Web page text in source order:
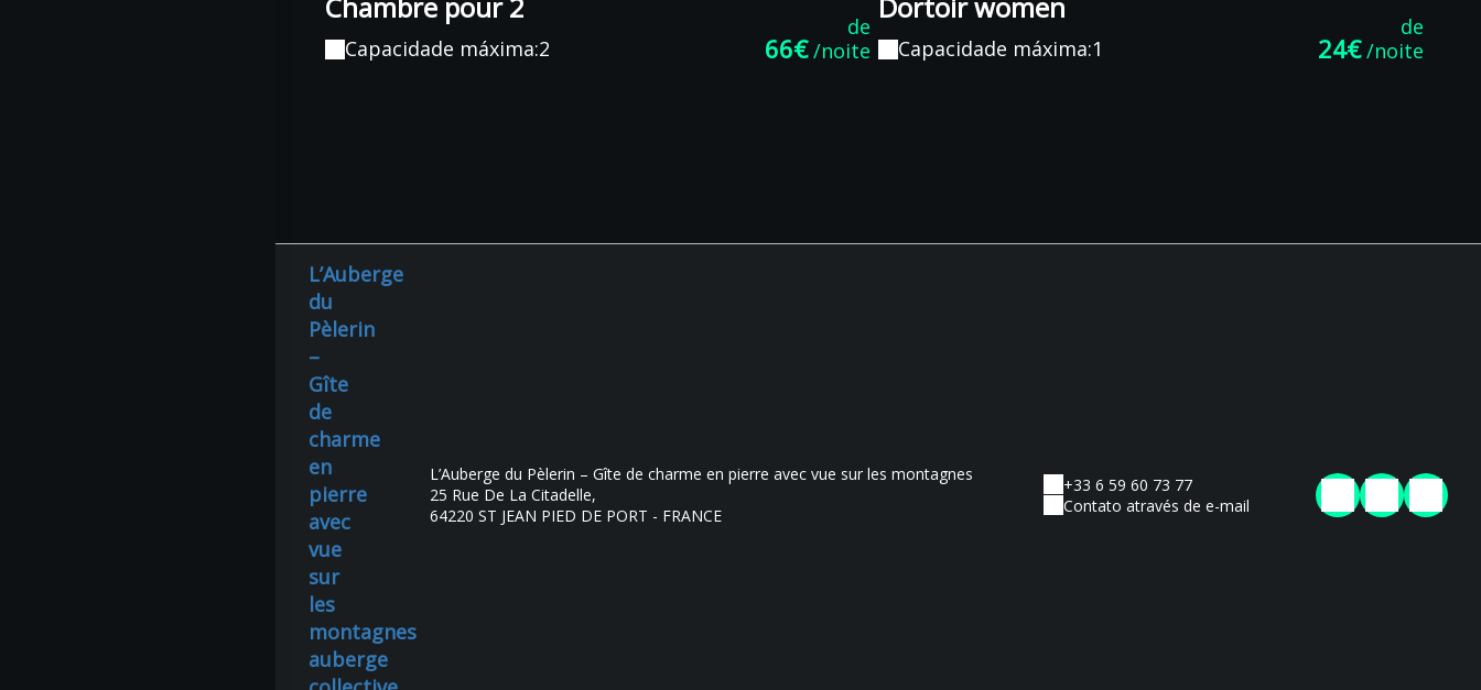
Chambre pour 2
Capacidade máxima:2
de
66€/noite
Dortoir women
Capacidade máxima:1
de
24€/noite
L’Auberge
du
Pèlerin
–
Gîte
de
charme
en
pierre
avec
vue
sur
les
montagnes
auberge
L’Auberge du Pèlerin – Gîte de charme en pierre avec vue sur les montagnes
25 Rue De La Citadelle,
64220 ST JEAN PIED DE PORT - FRANCE
+33 6 59 60 73 77
Contato através de e-mail